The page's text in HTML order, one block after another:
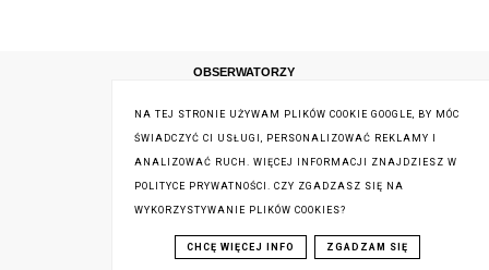
OBSERWATORZY
NA TEJ STRONIE UŻYWAM PLIKÓW COOKIE GOOGLE, BY MÓC
ŚWIADCZYĆ CI USŁUGI, PERSONALIZOWAĆ REKLAMY I
ANALIZOWAĆ RUCH. WIĘCEJ INFORMACJI ZNAJDZIESZ W
POLITYCE PRYWATNOŚCI. CZY ZGADZASZ SIĘ NA
WYKORZYSTYWANIE PLIKÓW COOKIES?
CHCĘ WIĘCEJ INFO ZGADZAM SIĘ